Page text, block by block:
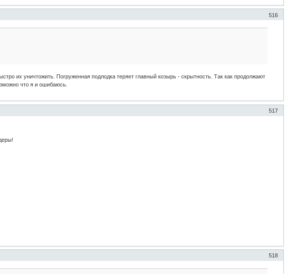
516
их уничтожить. Погруженная подлодка теряет главный козырь - скрытность. Так как продолжают
что я и ошибаюсь.
517
518